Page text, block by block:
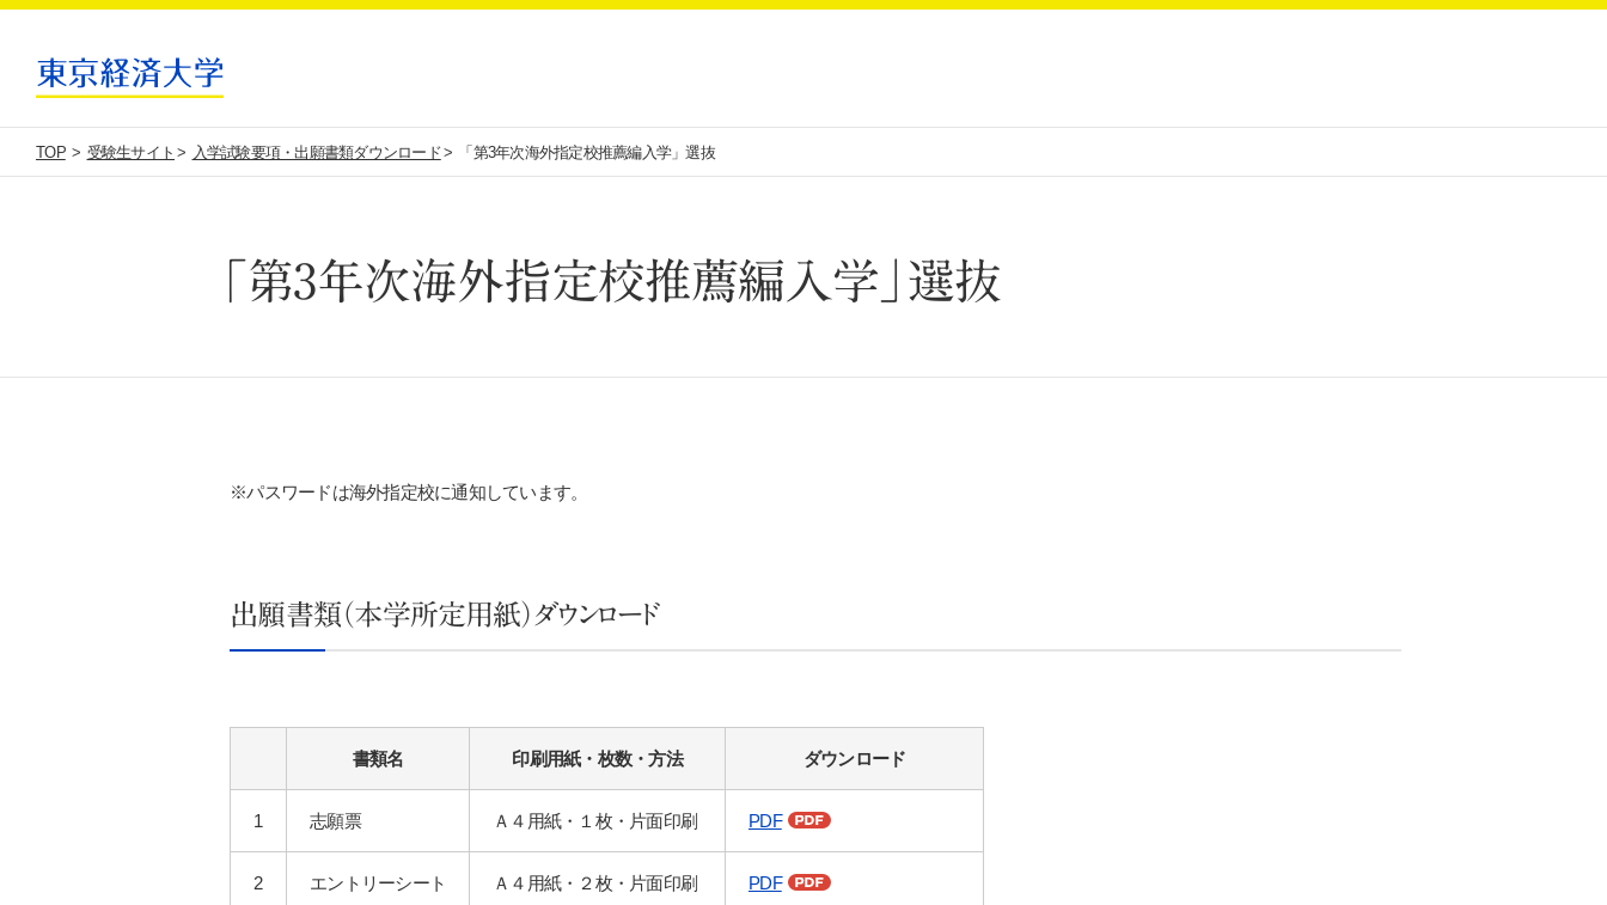
TOP 受験生サイト 入学試験要項・出願書類ダウンロード 「第3年次海外指定校推薦編入学」選抜
「第3年次海外指定校推薦編入学」選抜
※パスワードは海外指定校に通知しています。
出願書類（本学所定用紙）ダウンロード
書類名 印刷用紙・枚数・方法 ダウンロード
1 志願票 Ａ４用紙・１枚・片面印刷 PDF
2 エントリーシート Ａ４用紙・２枚・片面印刷 PDF